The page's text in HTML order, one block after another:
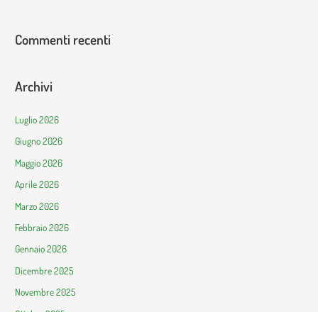
Commenti recenti
Archivi
Luglio 2026
Giugno 2026
Maggio 2026
Aprile 2026
Marzo 2026
Febbraio 2026
Gennaio 2026
Dicembre 2025
Novembre 2025